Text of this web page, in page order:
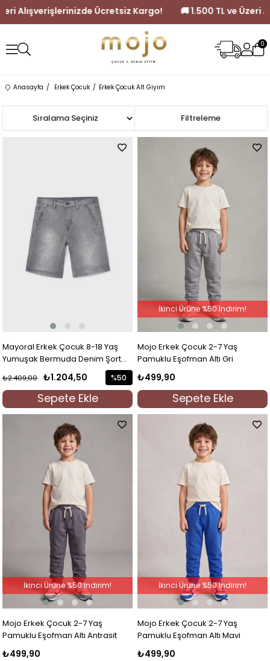
Ücretsiz Kargo!🚚 1.500 TL ve Üzeri Alışverişlerinizde Ücretsiz
0
Anasayfa Erkek Çocuk Erkek Çocuk Alt Giyim
Filtreleme
Sıralama
Mayoral Erkek Çocuk 8-18 Yaş
Yumuşak Bermuda Denim Şort
₺1.204,50
₺2.409,00
Sepete Ekle
%50
İndirim
%50İndirim
Mojo Erkek Çocuk 2-7 Yaş
Pamuklu Eşofman Altı Gri
₺499,90
Sepete Ekle
İkinci Ürüne %50 İndirim!
Mojo Erkek Çocuk 2-7 Yaş
Pamuklu Eşofman Altı Antrasit
₺499,90
İkinci Ürüne %50 İndirim!
Mojo Erkek Çocuk 2-7 Yaş
Pamuklu Eşofman Altı Mavi
₺499,90
İkinci Ürüne %50 İndirim!